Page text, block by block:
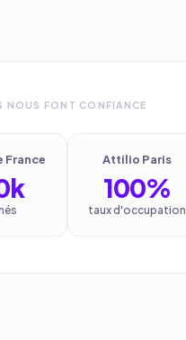
NOUS FONT CONFIANCE
France Attilio Paris
100%
taux d'occupation